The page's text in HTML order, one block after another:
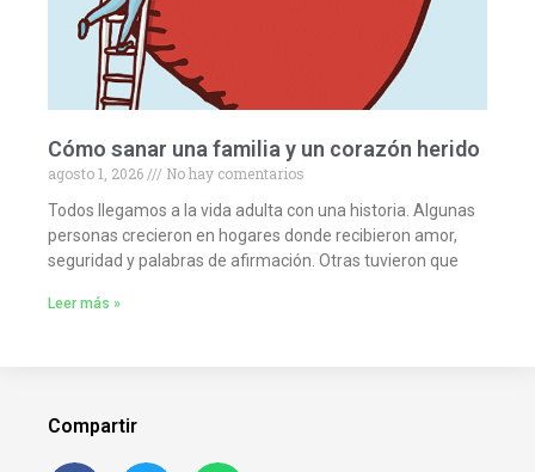
Cómo sanar una familia y un corazón herido
agosto 1, 2026
No hay comentarios
Todos llegamos a la vida adulta con una historia. Algunas
personas crecieron en hogares donde recibieron amor,
seguridad y palabras de afirmación. Otras tuvieron que
Leer más »
Compartir